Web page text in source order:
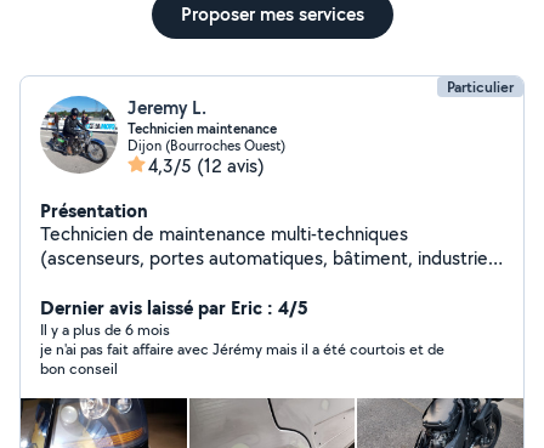
Proposer mes services
Particulier
Jeremy L.
Technicien maintenance
Dijon (Bourroches Ouest)
4,3/5 (12 avis)
Présentation
Technicien de maintenance multi-techniques
(ascenseurs, portes automatiques, bâtiment, industrie)
quelques passes temps. (Motos, véhicules collections,
carrosserie etc...)
Dernier avis laissé par Eric : 4/5
Il y a plus de 6 mois
je n'ai pas fait affaire avec Jérémy mais il a été courtois et de
bon conseil